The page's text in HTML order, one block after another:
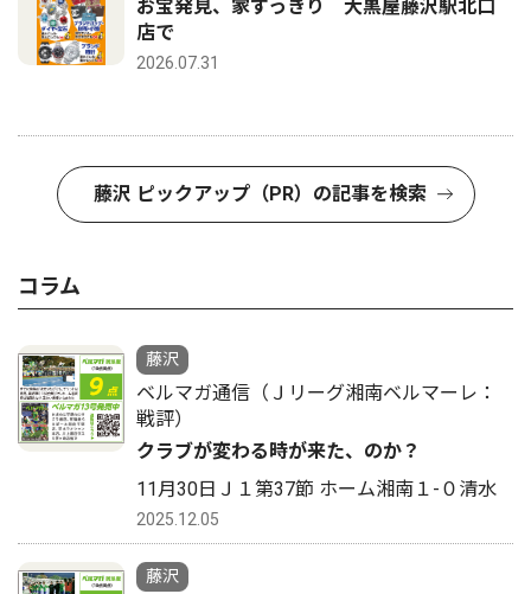
お宝発見、家すっきり 大黒屋藤沢駅北口
店で
2026.07.31
藤沢 ピックアップ（PR）の記事を検索
コラム
藤沢
ベルマガ通信（Ｊリーグ湘南ベルマーレ：
戦評）
クラブが変わる時が来た、のか？
11月30日Ｊ１第37節 ホーム湘南１-０清水
2025.12.05
藤沢